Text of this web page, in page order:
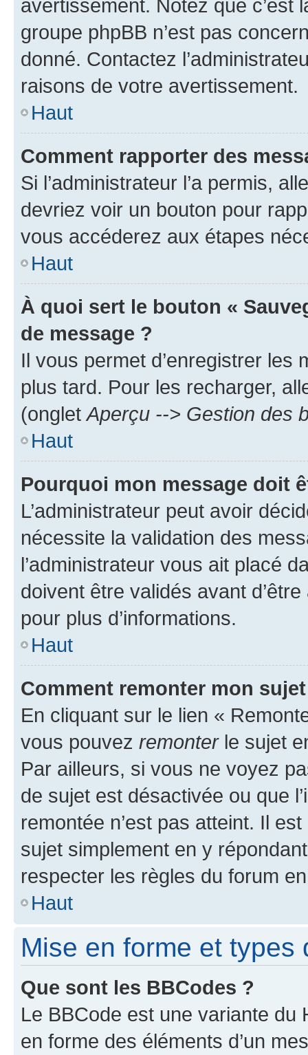
avertissement. Notez que c’est
groupe phpBB n’est pas
donné. Contactez
raisons de votre avertissement.
Haut
Comment rapporter des
Si l’administrateur l’a permis,
devriez voir un bouton pour
vous accéderez aux étapes
Haut
À quoi sert le bouton «
de message ?
Il vous permet d’enregistrer
plus tard. Pour les recharger,
(onglet Aperçu --> Gestion des
Haut
Pourquoi mon message doit
L’administrateur peut avoir
nécessite la validation des
l’administrateur vous ait placé
doivent être validés avant
pour plus d’informations.
Haut
Comment remonter mon
En cliquant sur le lien «
vous pouvez remonterle sujet
Par ailleurs, si vous ne voyez
de sujet est désactivée ou que
remontée n’est pas atteint. Il
sujet simplement en y
respecter les règles du forum
Haut
Mise en forme et types
Que sont les BBCodes ?
Le BBCode est une variante du
en forme des éléments d’un